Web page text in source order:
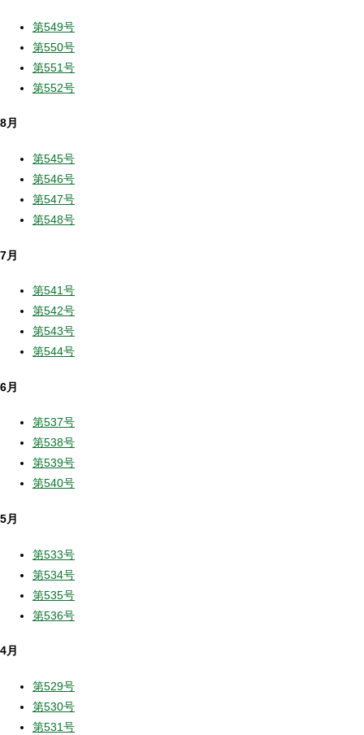
第549号
第550号
第551号
第552号
8月
第545号
第546号
第547号
第548号
7月
第541号
第542号
第543号
第544号
6月
第537号
第538号
第539号
第540号
5月
第533号
第534号
第535号
第536号
4月
第529号
第530号
第531号